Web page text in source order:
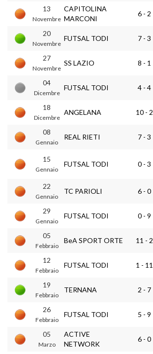
13
Novembre
CAPITOLINA
MARCONI
6 - 2
20
Novembre
FUTSAL TODI 7 - 3
27
Novembre
SS LAZIO 8 - 1
04
Dicembre
FUTSAL TODI 4 - 4
18
Dicembre
ANGELANA 10 - 2
08
Gennaio
REAL RIETI 7 - 3
15
Gennaio
FUTSAL TODI 0 - 3
22
Gennaio
TC PARIOLI 6 - 0
29
Gennaio
FUTSAL TODI 0 - 9
05
Febbraio
BeA SPORT ORTE 11 - 2
12
Febbraio
FUTSAL TODI 1 - 11
19
Febbraio
TERNANA 2 - 7
26
Febbraio
FUTSAL TODI 5 - 9
05
Marzo
ACTIVE
NETWORK
6 - 0